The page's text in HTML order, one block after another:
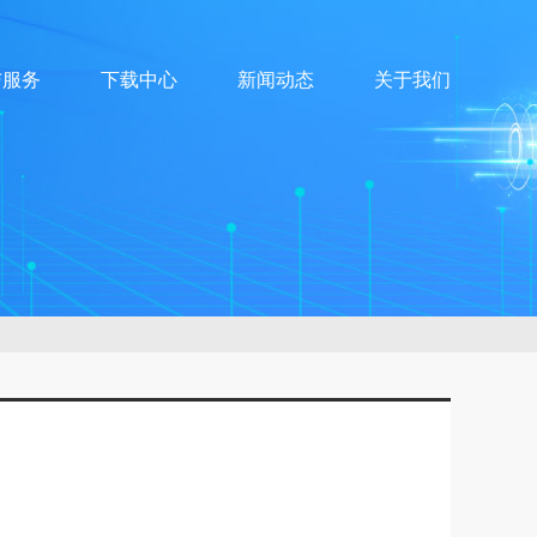
务 下载中心 新闻动态 关于我们